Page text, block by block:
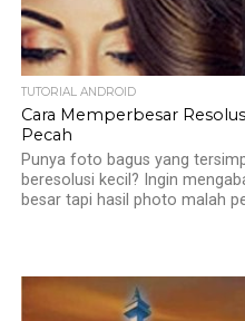
TUTORIAL ANDROID
Cara Memperbesar
Pecah
Punya foto bagus yang
beresolusi kecil? Ingin
besar tapi hasil photo malah